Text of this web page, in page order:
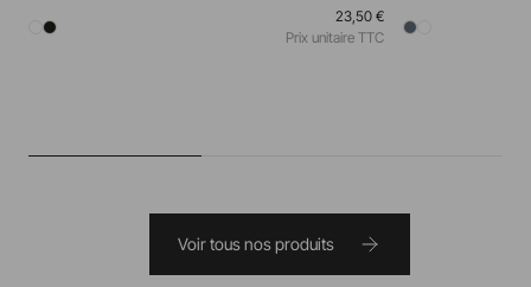
23,50 €
Prix unitaire TTC
Voir tous nos produits